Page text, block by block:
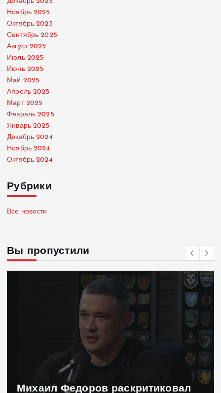
Ноябрь 2025
Октябрь 2025
Сентябрь 2025
Август 2025
Июль 2025
Июнь 2025
Май 2025
Апрель 2025
Март 2025
Февраль 2025
Январь 2025
Декабрь 2024
Ноябрь 2024
Октябрь 2024
Рубрики
Все новости
Вы пропустили
Михаил Федоров раскритиковал